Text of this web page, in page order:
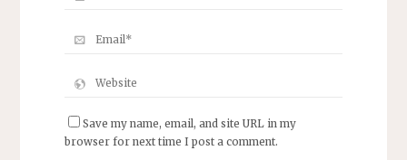
Save my name, email, and site URL in my
browser for next time I post a comment.